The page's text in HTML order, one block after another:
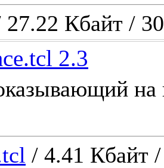
27.22 Кбайт /
2.3
на
/ 4.41 Кбайт